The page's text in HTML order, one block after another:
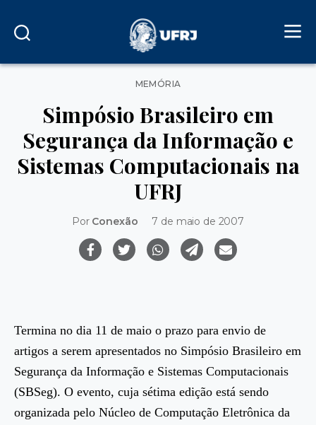
Categorias
MEMÓRIA
Simpósio Brasileiro em
Segurança da Informação e
Sistemas Computacionais na
UFRJ
Por Conexão 7 de maio de 2007
Termina no dia 11 de maio o prazo para envio de
artigos a serem apresentados no Simpósio Brasileiro em
Segurança da Informação e Sistemas Computacionais
(SBSeg). O evento, cuja sétima edição está sendo
organizada pelo Núcleo de Computação Eletrônica da